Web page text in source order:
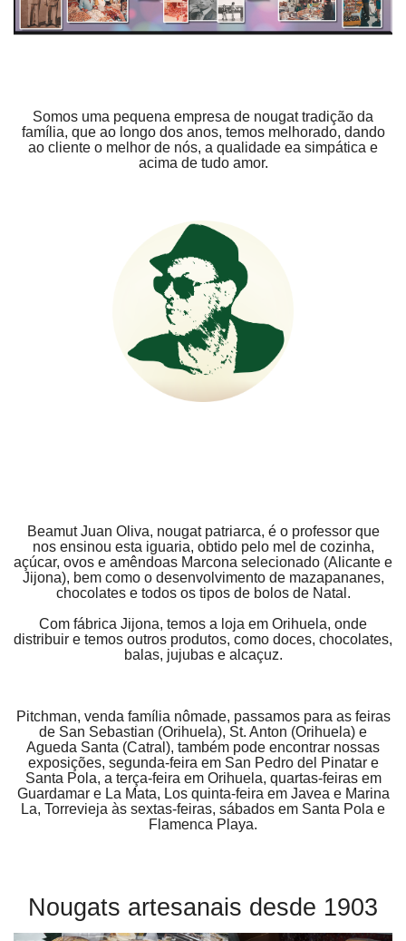
Somos uma pequena empresa de nougat tradição da
família, que ao longo dos anos, temos melhorado, dando
ao cliente o melhor de nós, a qualidade ea simpática e
acima de tudo amor.
Beamut Juan Oliva, nougat patriarca, é o professor que
nos ensinou esta iguaria, obtido pelo mel de cozinha,
açúcar, ovos e amêndoas Marcona selecionado (Alicante e
Jijona), bem como o desenvolvimento de mazapananes,
chocolates e todos os tipos de bolos de Natal.
Com fábrica Jijona, temos a loja em Orihuela, onde
distribuir e temos outros produtos, como doces, chocolates,
balas, jujubas e alcaçuz.
Pitchman, venda família nômade, passamos para as feiras
de San Sebastian (Orihuela), St. Anton (Orihuela) e
Agueda Santa (Catral), também pode encontrar nossas
exposições, segunda-feira em San Pedro del Pinatar e
Santa Pola, a terça-feira em Orihuela, quartas-feiras em
Guardamar e La Mata, Los quinta-feira em Javea e Marina
La, Torrevieja às sextas-feiras, sábados em Santa Pola e
Flamenca Playa.
Nougats artesanais desde 1903